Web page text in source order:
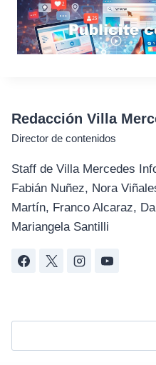
Redacción Villa
Director de contenidos
Staff de Villa Mercedes
Fabián Nuñez, Nora
Martín, Franco Alcaraz,
Mariangela Santilli